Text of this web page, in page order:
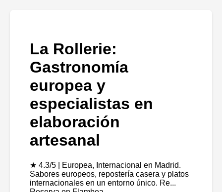
La Rollerie:
Gastronomía
europea y
especialistas en
elaboración
artesanal
★ 4.3/5 | Europea, Internacional en Madrid.
Sabores europeos, repostería casera y platos
internacionales en un entorno único. Re...